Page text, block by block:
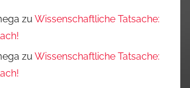
zu Wissenschaftliche Tatsache:
zu Wissenschaftliche Tatsache: